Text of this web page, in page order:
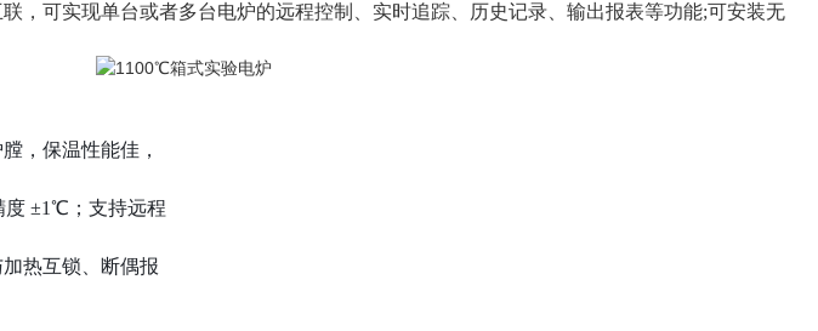
，可实现单台或者多台电炉的远程控制、实时追踪、历史记录、输出报表等功能;可安装无
，保温性能佳，
度 ±1℃；支持远程
热互锁、断偶报